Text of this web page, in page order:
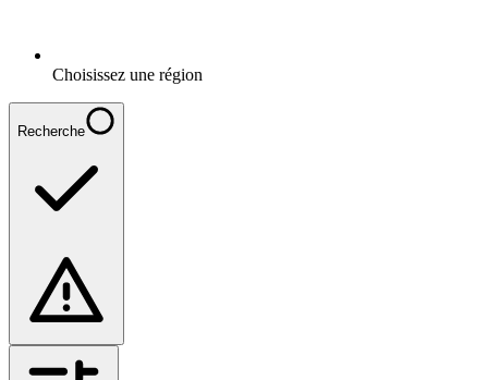
Choisissez une région
Recherche